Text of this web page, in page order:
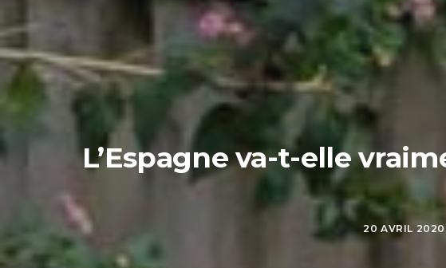
L’Espagne va-t-elle
20 AVRIL 2020